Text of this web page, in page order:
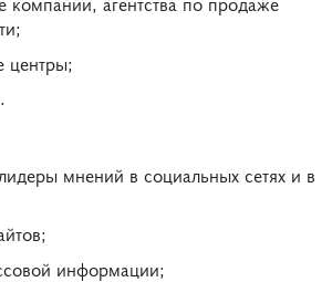
центры;
мнений в социальных сетях и в
информации;